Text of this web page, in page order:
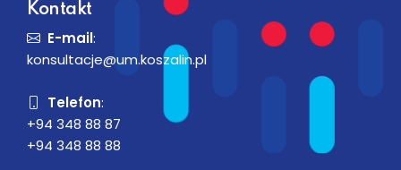
Kontakt
E-mail:
konsultacje@um.koszalin.pl
Telefon:
+94 348 88 87
+94 348 88 88